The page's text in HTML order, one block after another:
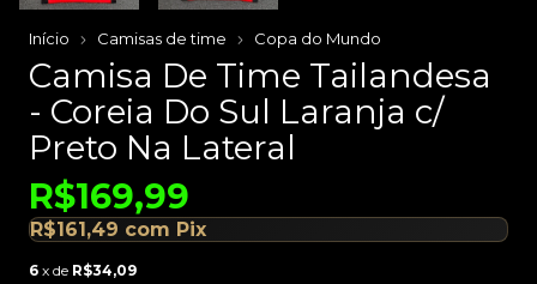
Início Camisas de time Copa do Mundo
Camisa De Time Tailandesa
- Coreia Do Sul Laranja c/
Preto Na Lateral
R$169,99
R$161,49 com Pix
6 x de R$34,09